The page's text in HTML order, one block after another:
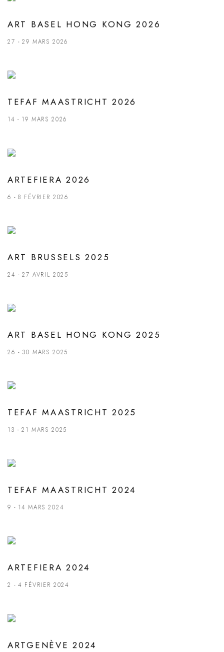
ART BASEL HONG KONG 2026
27 - 29 MARS 2026
TEFAF MAASTRICHT 2026
14 - 19 MARS 2026
ARTEFIERA 2026
6 - 8 FÉVRIER 2026
ART BRUSSELS 2025
24 - 27 AVRIL 2025
ART BASEL HONG KONG 2025
26 - 30 MARS 2025
TEFAF MAASTRICHT 2025
13 - 21 MARS 2025
TEFAF MAASTRICHT 2024
9 - 14 MARS 2024
ARTEFIERA 2024
2 - 4 FÉVRIER 2024
ARTGENÈVE 2024